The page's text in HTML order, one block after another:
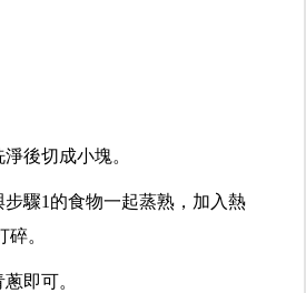
後切成小塊。
步驟1的食物一起蒸熟，加入熱
。
即可。